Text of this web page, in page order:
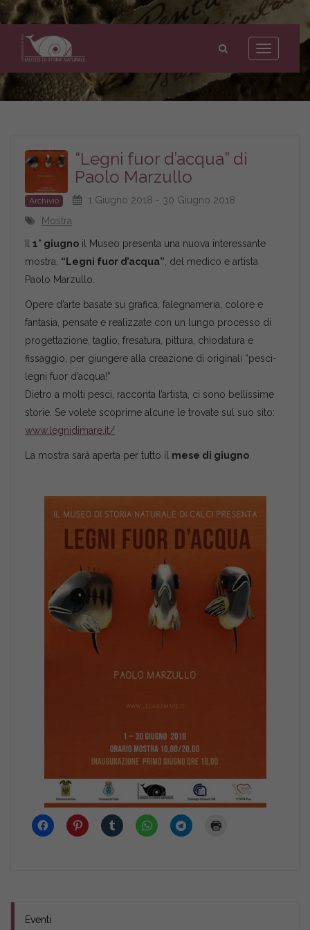
Toggle
navigation
Museo
di
Storia
Naturale
dell'Università
“Legni fuor d’acqua” di
Paolo Marzullo
Archivio
1 Giugno 2018 - 30 Giugno 2018
Mostra
1° giugno il Museo presenta una nuova interessante
mostra, “Legni fuor d’acqua” , del medico e artista
Paolo Marzullo.
Opere d’arte basate su grafica, falegnameria, colore e
fantasia, pensate e realizzate con un lungo processo di
progettazione, taglio, fresatura, pittura, chiodatura e
fissaggio, per giungere alla creazione di originali “pesci-
legni fuor d’acqua!”
Dietro a molti pesci, racconta l’artista, ci sono bellissime
storie. Se volete scoprirne alcune le trovate sul suo sito:
www.legnidimare.it/
La mostra sarà aperta per tutto il mese di giugno
Eventi